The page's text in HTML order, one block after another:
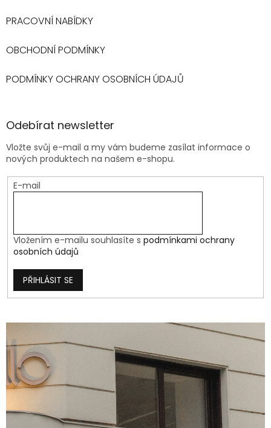
PRACOVNÍ NABÍDKY
OBCHODNÍ PODMÍNKY
PODMÍNKY OCHRANY OSOBNÍCH ÚDAJŮ
Odebírat newsletter
Vložte svůj e-mail a my vám budeme zasílat informace o
nových produktech na našem e-shopu.
E-mail
Vložením e-mailu souhlasíte s podmínkami ochrany
osobních údajů
PŘIHLÁSIT SE